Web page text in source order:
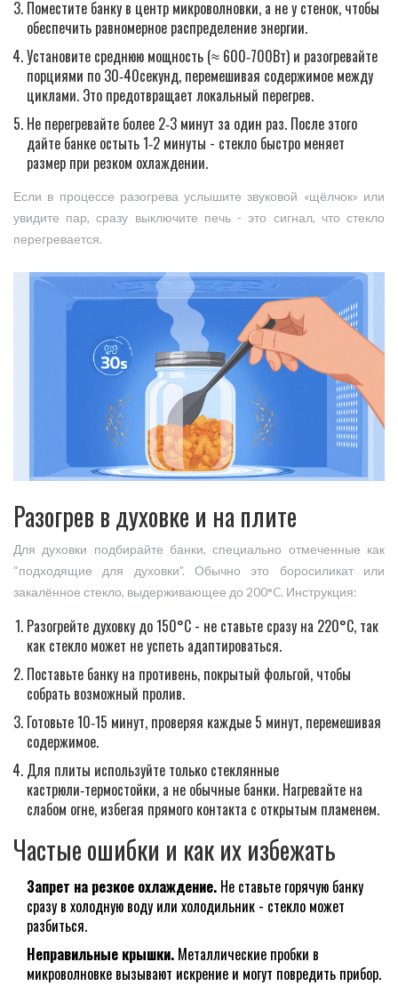
Поместите банку в центр микроволновки, а не у стенок, чтобы
обеспечить равномерное распределение энергии.
Установите среднюю мощность (≈ 600‑700Вт) и разогревайте
порциями по 30‑40секунд, перемешивая содержимое между
циклами. Это предотвращает локальный перегрев.
Не перегревайте более 2‑3 минут за один раз. После этого
дайте банке остыть 1‑2 минуты - стекло быстро меняет
размер при резком охлаждении.
Если в процессе разогрева услышите звуковой «щёлчок» или
увидите пар, сразу выключите печь - это сигнал, что стекло
перегревается.
Разогрев в духовке и на плите
Для духовки подбирайте банки, специально отмеченные как
“подходящие для духовки”. Обычно это боросиликат или
закалённое стекло, выдерживающее до 200°C. Инструкция:
Разогрейте духовку до 150°C - не ставьте сразу на 220°C, так
как стекло может не успеть адаптироваться.
Поставьте банку на противень, покрытый фольгой, чтобы
собрать возможный пролив.
Готовьте 10‑15 минут, проверяя каждые 5 минут, перемешивая
содержимое.
Для плиты используйте только стеклянные
кастрюли‑термостойки, а не обычные банки. Нагревайте на
слабом огне, избегая прямого контакта с открытым пламенем.
Частые ошибки и как их избежать
Запрет на резкое охлаждение. Не ставьте горячую банку
сразу в холодную воду или холодильник - стекло может
разбиться.
Неправильные крышки. Металлические пробки в
микроволновке вызывают искрение и могут повредить прибор.